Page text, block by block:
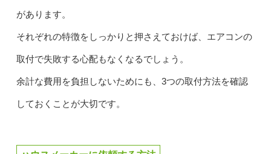
があります。
それぞれの特徴をしっかりと押さえておけば、エアコンの
取付で失敗する心配もなくなるでしょう。
余計な費用を負担しないためにも、3つの取付方法を確認
しておくことが大切です。